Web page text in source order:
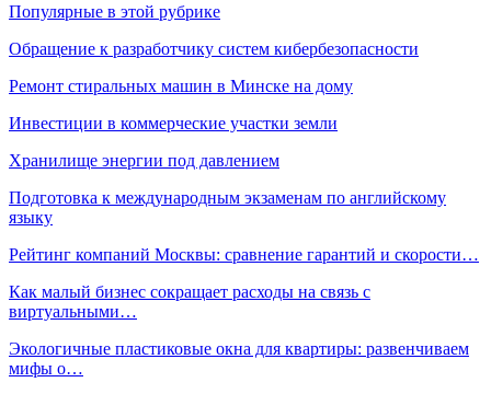
Популярные в этой рубрике
Обращение к разработчику систем кибербезопасности
Ремонт стиральных машин в Минске на дому
Инвестиции в коммерческие участки земли
Хранилище энергии под давлением
Подготовка к международным экзаменам по английскому
языку
Рейтинг компаний Москвы: сравнение гарантий и скорости…
Как малый бизнес сокращает расходы на связь с
виртуальными…
Экологичные пластиковые окна для квартиры: развенчиваем
мифы о…